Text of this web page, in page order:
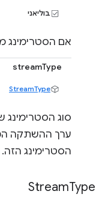
בוליאני
אם הסטרימינג
streamType
StreamType
סוג
ערך ההשתקה
הסטרימינג הזה.
StreamType